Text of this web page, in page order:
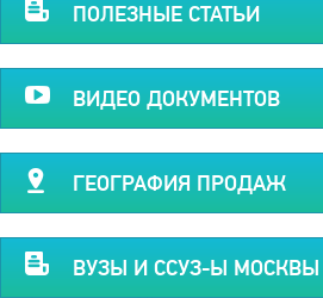
ПОЛЕЗНЫЕ СТАТЬИ
ВИДЕО ДОКУМЕНТОВ
ГЕОГРАФИЯ ПРОДАЖ
ВУЗЫ И ССУЗ-Ы МОСКВЫ